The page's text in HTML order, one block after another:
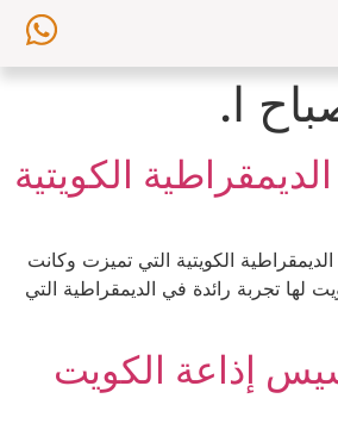
ا.
الكويتية
الكويتية التي تميزت وكانت
لها تجربة رائدة في الديمقراطية التي
إذاعة الكويت